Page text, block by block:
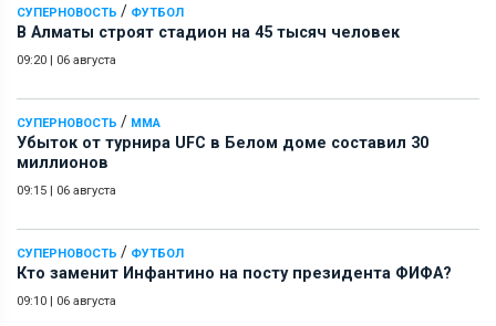
СУПЕРНОВОСТЬ / ФУТБОЛ
В Алматы строят стадион на 45 тысяч человек
09:20 | 06 августа
СУПЕРНОВОСТЬ / ММА
Убыток от турнира UFC в Белом доме составил 30
миллионов
09:15 | 06 августа
СУПЕРНОВОСТЬ / ФУТБОЛ
Кто заменит Инфантино на посту президента ФИФА?
09:10 | 06 августа